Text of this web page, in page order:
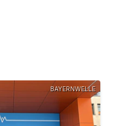
BAYERNWELLE